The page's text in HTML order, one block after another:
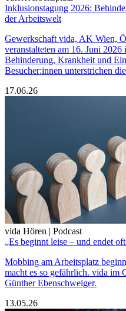
Inklusionstagung 2026:
der Arbeitswelt
Gewerkschaft vida, AK Wien,
veranstalteten am 16. Juni
Behinderung, Krankheit und
Besucher:innen unterstrichen
17.06.26
vida Hören | Podcast
„Es beginnt leise – und endet
Mobbing am Arbeitsplatz
macht es so gefährlich. vida im
Günther Ebenschweiger.
13.05.26